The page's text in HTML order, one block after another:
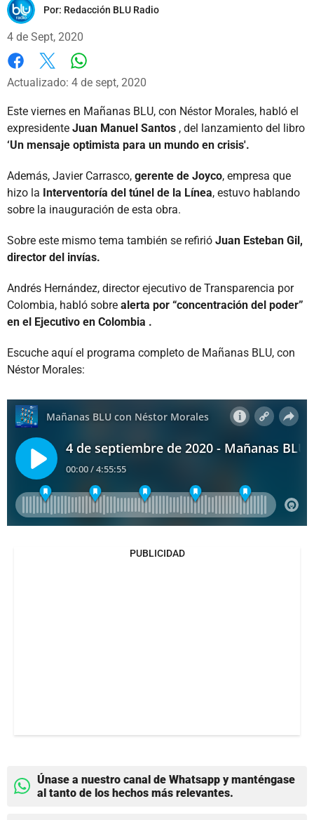
Por: Redacción BLU Radio
4 de Sept, 2020
Facebook
X
Actualizado: 4 de sept, 2020
Este viernes en Mañanas BLU, con Néstor Morales, habló el
expresidente Juan Manuel Santos , del lanzamiento del libro
‘Un mensaje optimista para un mundo en crisis'.
Además, Javier Carrasco, gerente de Joyco, empresa que
hizo la Interventoría del túnel de la Línea, estuvo hablando
sobre la inauguración de esta obra.
Sobre este mismo tema también se refirió Juan Esteban Gil,
director del invías.
Andrés Hernández, director ejecutivo de Transparencia por
Colombia, habló sobre alerta por “concentración del poder”
en el Ejecutivo en Colombia .
Escuche aquí el programa completo de Mañanas BLU, con
Néstor Morales:
PUBLICIDAD
Únase a nuestro canal de Whatsapp y manténgase
al tanto de los hechos más relevantes.